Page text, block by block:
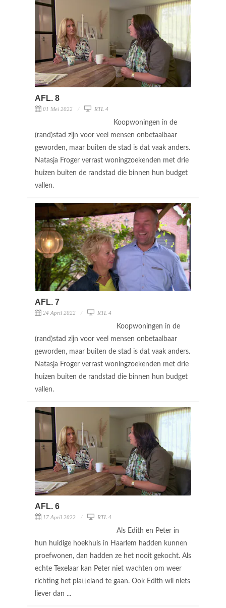
AFL. 8
01 Mei 2022 RTL 4
Koopwoningen in de
(rand)stad zijn voor veel mensen onbetaalbaar
geworden, maar buiten de stad is dat vaak anders.
Natasja Froger verrast woningzoekenden met drie
huizen buiten de randstad die binnen hun budget
vallen.
AFL. 7
24 April 2022 RTL 4
Koopwoningen in de
(rand)stad zijn voor veel mensen onbetaalbaar
geworden, maar buiten de stad is dat vaak anders.
Natasja Froger verrast woningzoekenden met drie
huizen buiten de randstad die binnen hun budget
vallen.
AFL. 6
17 April 2022 RTL 4
Als Edith en Peter in
hun huidige hoekhuis in Haarlem hadden kunnen
proefwonen, dan hadden ze het nooit gekocht. Als
echte Texelaar kan Peter niet wachten om weer
richting het platteland te gaan. Ook Edith wil niets
liever dan ...